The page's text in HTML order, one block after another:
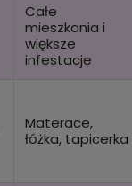
Całe
mieszkania i
większe
infestacje
Materace,
łóżka, tapicerka